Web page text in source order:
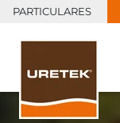
PARTICULARES